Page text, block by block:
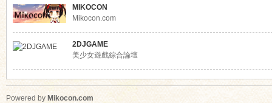
MIKOCON
Mikocon.com
2DJGAME
美少女遊戲綜合論壇
Powered by Mikocon.com